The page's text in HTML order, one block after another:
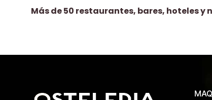
Más de 50 restaurantes, bares, hoteles y